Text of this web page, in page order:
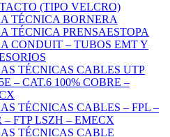
(TIPO VELCRO)
TÉCNICA BORNERA
TÉCNICA PRENSAESTOPA
CONDUIT – TUBOS EMT Y
TÉCNICAS CABLES UTP
– CAT.6 100% COBRE –
TÉCNICAS CABLES – FPL –
– FTP LSZH – EMECX
TÉCNICAS CABLE